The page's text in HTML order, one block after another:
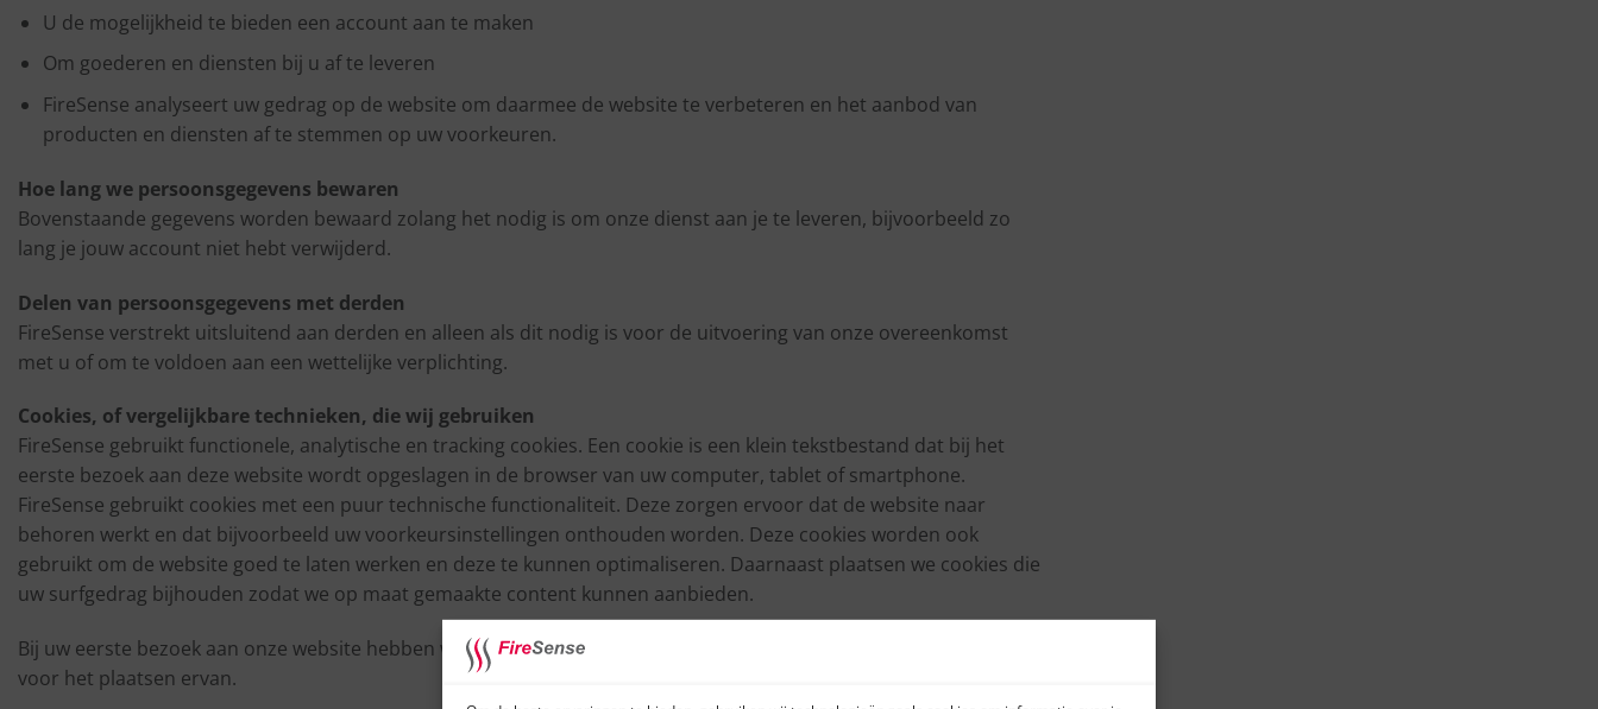
U de mogelijkheid te bieden een account aan te maken
Om goederen en diensten bij u af te leveren
FireSense analyseert uw gedrag op de website om daarmee de website te verbeteren en het aanbod van
producten en diensten af te stemmen op uw voorkeuren.
Hoe lang we persoonsgegevens bewaren
Bovenstaande gegevens worden bewaard zolang het nodig is om onze dienst aan je te leveren, bijvoorbeeld zo
lang je jouw account niet hebt verwijderd.
Delen van persoonsgegevens met derden
FireSense verstrekt uitsluitend aan derden en alleen als dit nodig is voor de uitvoering van onze overeenkomst
met u of om te voldoen aan een wettelijke verplichting.
Cookies, of vergelijkbare technieken, die wij gebruiken
FireSense gebruikt functionele, analytische en tracking cookies. Een cookie is een klein tekstbestand dat bij het
eerste bezoek aan deze website wordt opgeslagen in de browser van uw computer, tablet of smartphone.
FireSense gebruikt cookies met een puur technische functionaliteit. Deze zorgen ervoor dat de website naar
behoren werkt en dat bijvoorbeeld uw voorkeursinstellingen onthouden worden. Deze cookies worden ook
gebruikt om de website goed te laten werken en deze te kunnen optimaliseren. Daarnaast plaatsen we cookies die
uw surfgedrag bijhouden zodat we op maat gemaakte content kunnen aanbieden.
Bij uw eerste bezoek aan onze website hebben wij u al geïnformeerd over deze cookies en toestemming gevraagd
voor het plaatsen ervan.